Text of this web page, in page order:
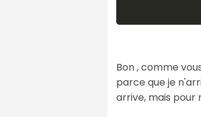
Bon , comme
parce que je
arrive, mais pour